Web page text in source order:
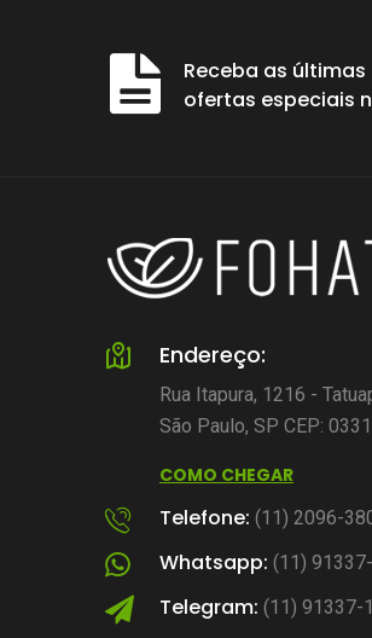
Receba as
ofertas especiais
Endereço:
Rua Itapura, 1216 -
São Paulo, SP CEP:
COMO CHEGAR
Telefone: (11) 2096-
Whatsapp: (11)
Telegram: (11) 91337-
Por que a
Kelly Leite, 18